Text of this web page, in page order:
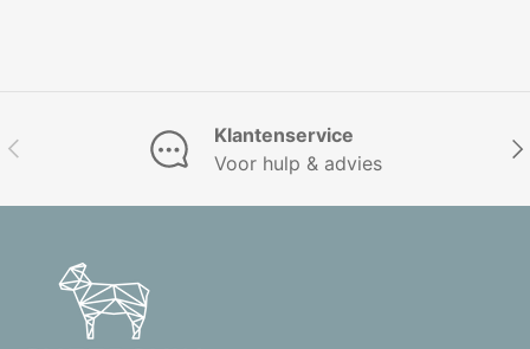
Vorige
Klantenservice
Voor hulp & advies